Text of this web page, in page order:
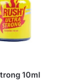
10ml